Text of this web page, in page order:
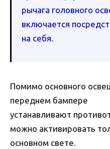
рычага головного
включается
на себя.
Помимо основного
переднем бампере
устанавливают
можно активировать
основном свете.